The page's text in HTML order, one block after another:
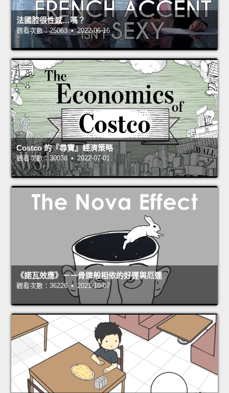
法國腔很性感…嗎？
觀看次數：25063 • 2022-06-16
Costco 的『尋寶』經濟策略
觀看次數：30038 • 2022-07-01
《諾瓦效應》－－骨牌般相依的好運與厄運
觀看次數：36226 • 2021-10-07